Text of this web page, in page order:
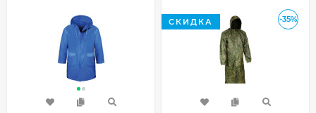
-35%
СКИДКА